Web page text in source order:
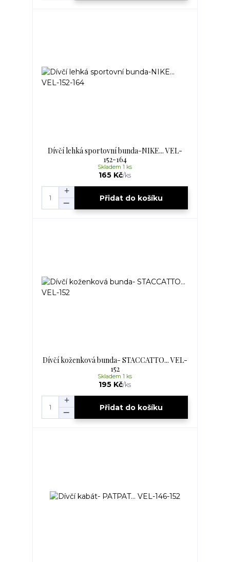
Dívčí lehká sportovní bunda-NIKE... VEL-
152-164
165 Kč/ks
Skladem 1 ks
Přidat do košíku
Dívčí koženková bunda- STACCATTO... VEL-
152
195 Kč/ks
Skladem 1 ks
Přidat do košíku